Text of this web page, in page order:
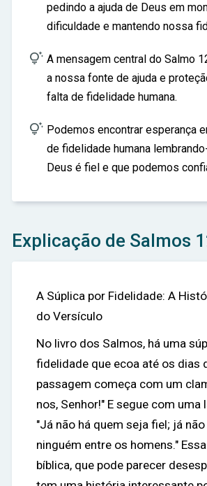
pedindo a ajuda de Deus em
dificuldade e mantendo nossa
 A mensagem central do Salmo
a nossa fonte de ajuda e
falta de fidelidade humana.
 Podemos encontrar esperança
de fidelidade humana
Deus é fiel e que podemos
Explicação de Salmos
A Súplica por Fidelidade: A
do Versículo
No livro dos Salmos, há uma
fidelidade que ecoa até os dias
passagem começa com um
nos, Senhor!" E segue com uma
"Já não há quem seja fiel; já
ninguém entre os homens."
bíblica, que pode parecer